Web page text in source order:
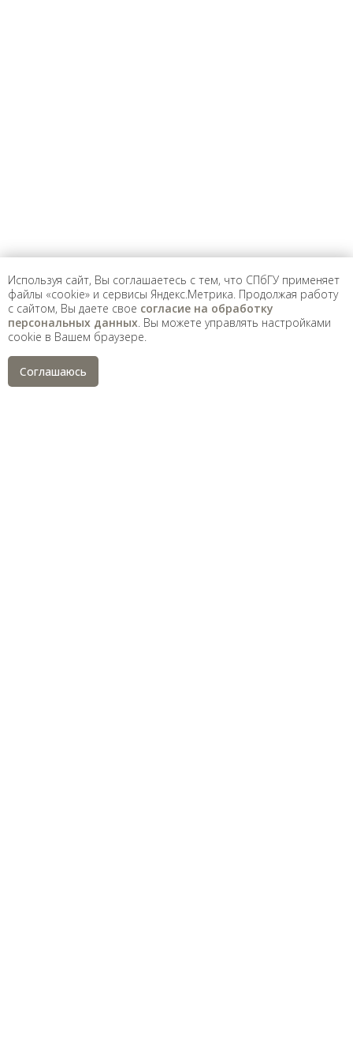
Используя сайт, Вы соглашаетесь с тем, что СПбГУ применяет
файлы «cookie» и сервисы Яндекс.Метрика. Продолжая работу
с сайтом, Вы даете свое согласие на обработку
персональных данных . Вы можете управлять настройками
cookie в Вашем браузере.
Соглашаюсь